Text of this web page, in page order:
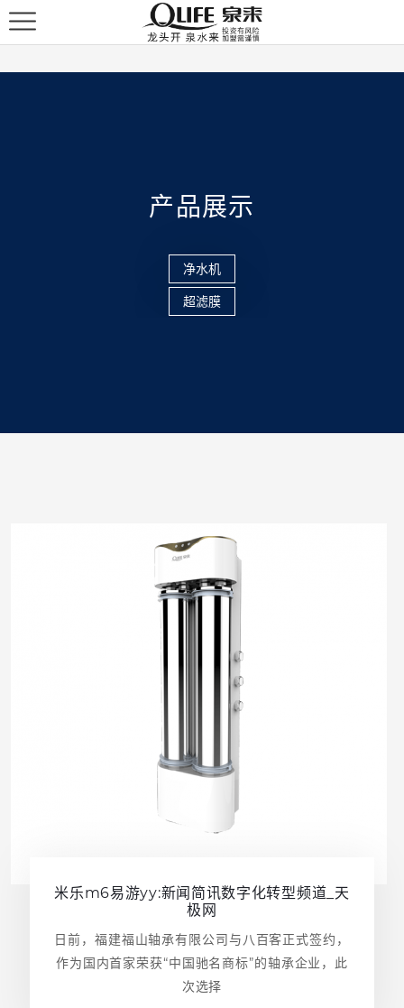
产品展示
净水机
超滤膜
米乐m6易游yy:新闻简讯数字化转型频道_天
极网
日前，福建福山轴承有限公司与八百客正式签约，
作为国内首家荣获“中国驰名商标”的轴承企业，此
次选择